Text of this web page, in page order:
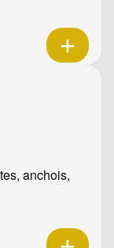
anchois,